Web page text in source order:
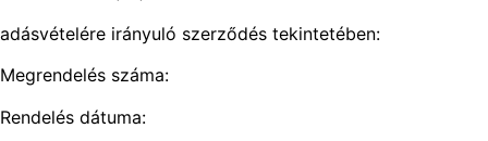
adásvételére irányuló szerződés tekintetében:
Megrendelés száma:
Rendelés dátuma: